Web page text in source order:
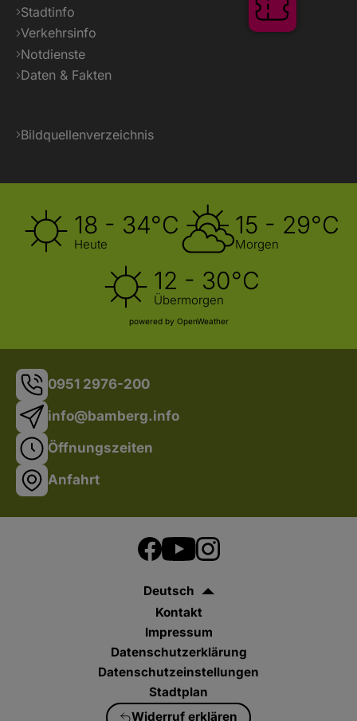
Stadtinfo
Verkehrsinfo
Notdienste
Daten & Fakten
Bildquellenverzeichnis
18 - 34°C
Heute
15 - 29°C
Morgen
12 - 30°C
Übermorgen
powered by OpenWeather
0951 2976-200
info@bamberg.info
Öffnungszeiten
Anfahrt
Deutsch
Kontakt
Impressum
Datenschutzerklärung
Datenschutzeinstellungen
Stadtplan
Widerruf erklären